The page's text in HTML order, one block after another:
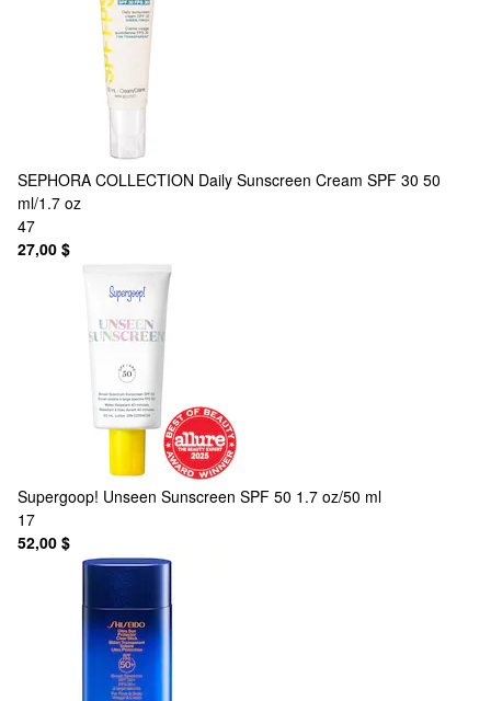
SEPHORA COLLECTION Daily Sunscreen Cream SPF 30 50
ml/1.7 oz
47
27,00 $
Supergoop! Unseen Sunscreen SPF 50 1.7 oz/50 ml
17
52,00 $